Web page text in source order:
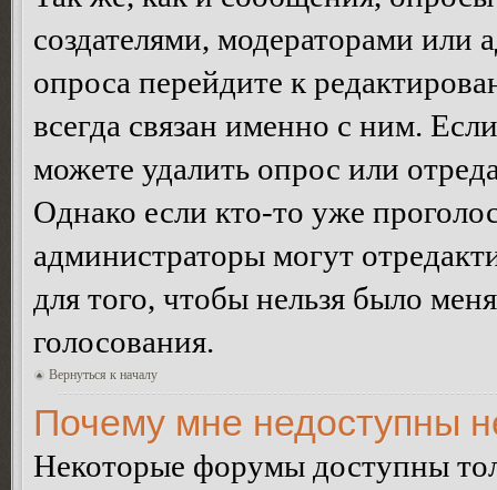
создателями, модераторами или
опроса перейдите к
всегда связан именно с ним.
можете удалить опрос или
Однако если кто-то уже
администраторы могут
для того, чтобы нельзя было
голосования.
Вернуться к началу
Почему мне недоступны
Некоторые форумы доступны